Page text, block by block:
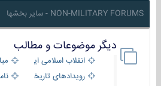
NON-MILITARY FORUMS - سایر بخشها
دیگر موضوعات و مطالب
انقلاب اسلامی ایران
رویدادهای تاریخی و مذهبی